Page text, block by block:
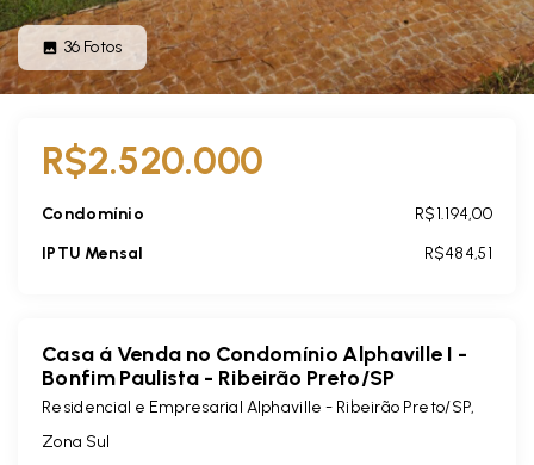
36 Fotos
R$2.520.000
Condomínio
R$1.194,00
IPTU Mensal
R$484,51
Casa á Venda no Condomínio Alphaville I -
Bonfim Paulista - Ribeirão Preto/SP
Residencial e Empresarial Alphaville - Ribeirão Preto/SP,
Zona Sul